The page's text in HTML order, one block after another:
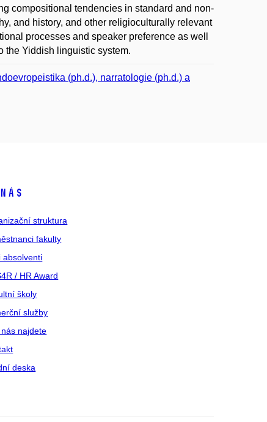
compositional tendencies in standard and non-
and history, and other religioculturally relevant
processes and speaker preference as well
the Yiddish linguistic system.
(ph.d.), narratologie (ph.d.) a
struktura
fakulty
absolventi
/ HR Award
školy
služby
nás najdete
deska